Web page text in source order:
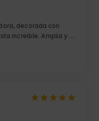
decorada con
increíble. Amplia y
del campo y bien